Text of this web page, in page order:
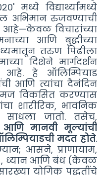
मध्ये विद्यार्थ्यांमध्ये
अभिमान रुजवण्याची
विचारांच्या
आणि बुद्धीच्या
तरुण पिढीला
दिशेने मार्गदर्शन
आहे. हे ऑलिम्पियाड
आणि त्यांचा दैनंदिन
विकसित करण्यास
शारीरिक, भावनिक
जातो. तसेच,
मानवी मूल्यांची
मदत होते.
आसने, प्राणायाम,
ध्यान आणि बंध (केवळ
योगिक पद्धतींचे